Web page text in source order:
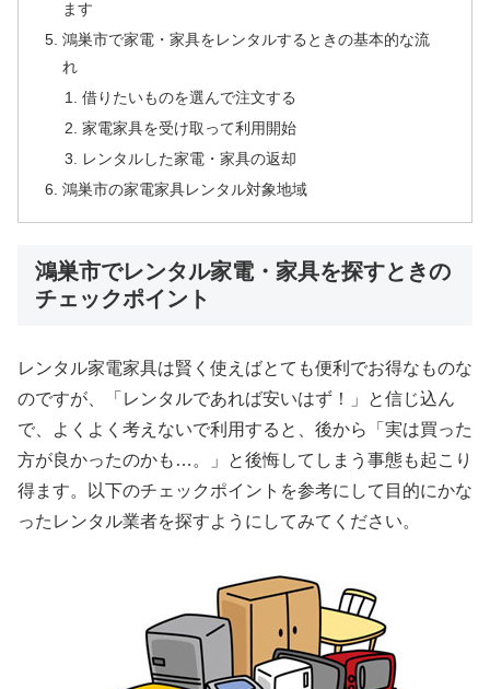
ます
鴻巣市で家電・家具をレンタルするときの基本的な流
れ
借りたいものを選んで注文する
家電家具を受け取って利用開始
レンタルした家電・家具の返却
鴻巣市の家電家具レンタル対象地域
鴻巣市でレンタル家電・家具を探すときの
チェックポイント
レンタル家電家具は賢く使えばとても便利でお得なものな
のですが、「レンタルであれば安いはず！」と信じ込ん
で、よくよく考えないで利用すると、後から「実は買った
方が良かったのかも…。」と後悔してしまう事態も起こり
得ます。以下のチェックポイントを参考にして目的にかな
ったレンタル業者を探すようにしてみてください。